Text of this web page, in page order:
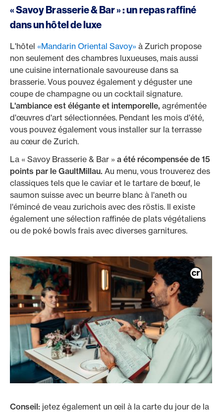
« Savoy Brasserie & Bar » : un repas raffiné
dans un hôtel de luxe
L'hôtel «Mandarin Oriental Savoy» à Zurich propose
non seulement des chambres luxueuses, mais aussi
une cuisine internationale savoureuse dans sa
brasserie. Vous pouvez également y déguster une
coupe de champagne ou un cocktail signature.
L'ambiance est élégante et intemporelle, agrémentée
d'œuvres d'art sélectionnées. Pendant les mois d'été,
vous pouvez également vous installer sur la terrasse
au cœur de Zurich.
La « Savoy Brasserie & Bar » a été récompensée de 15
points par le GaultMillau. Au menu, vous trouverez des
classiques tels que le caviar et le tartare de bœuf, le
saumon suisse avec un beurre blanc à l'aneth ou
l'émincé de veau zurichois avec des röstis. Il existe
également une sélection raffinée de plats végétaliens
ou de poké bowls frais avec diverses garnitures.
Conseil: jetez également un œil à la carte du jour de la